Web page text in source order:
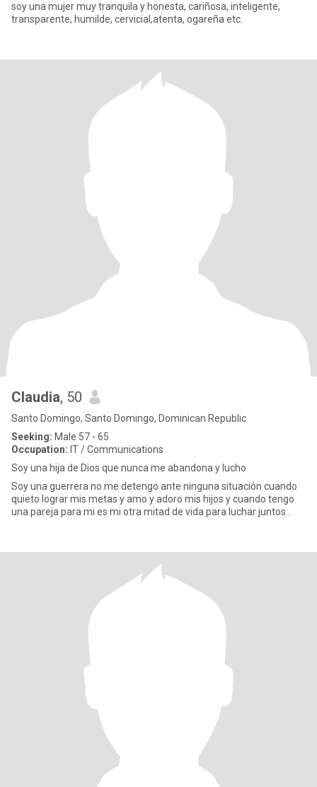
soy una mujer muy tranquila y honesta, cariñosa, inteligente,
transparente, humilde, cervicial,atenta, ogareña etc.
Claudia, 50
Santo Domingo, Santo Domingo, Dominican Republic
Seeking: Male 57 - 65
Occupation: IT / Communications
Soy una hija de Dios que nunca me abandona y lucho
Soy una guerrera no me detengo ante ninguna situación cuando
quieto lograr mis metas y amo y adoro mis hijos y cuando tengo
una pareja para mi es mi otra mitad de vida para luchar juntos .